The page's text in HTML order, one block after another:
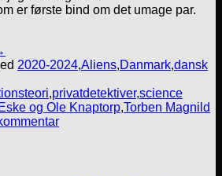
er første bind om det umage par.
2020-2024,Aliens,Danmark,dansk
,privatdetektiver,science
og Ole Knaptorp,Torben Magnild